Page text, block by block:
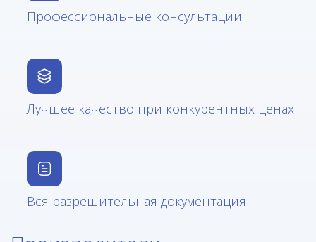
Профессиональные консультации
Лучшее качество при конкурентных ценах
Вся разрешительная документация